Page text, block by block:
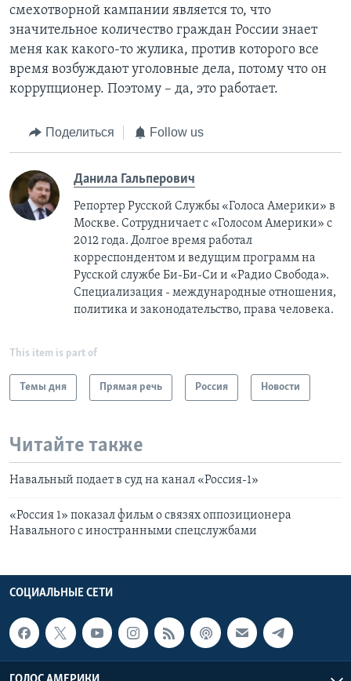
смехотворной кампании является то, что
значительное количество граждан России знает
меня как какого-то жулика, против которого все
время возбуждают уголовные дела, потому что он
коррупционер. Поэтому – да, это работает.
Поделиться Follow us
Данила Гальперович
Репортер Русской Службы «Голоса Америки» в
Москве. Сотрудничает с «Голосом Америки» с
2012 года. Долгое время работал
корреспондентом и ведущим программ на
Русской службе Би-Би-Си и «Радио Свобода».
Специализация - международные отношения,
политика и законодательство, права человека.
This item is part of
Темы дня Прямая речь Россия Новости
Читайте также
Навальный подает в суд на канал «Россия-1»
«Россия 1» показал фильм о связях оппозиционера
Навального с иностранными спецслужбами
СОЦИАЛЬНЫЕ СЕТИ